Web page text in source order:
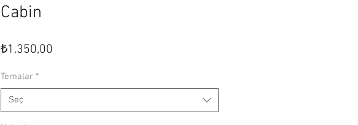
Cabin
₺1.350,00
Temalar *
Seç